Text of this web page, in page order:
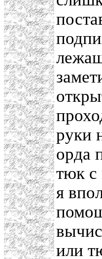
руки
орда
тюк с
я
или